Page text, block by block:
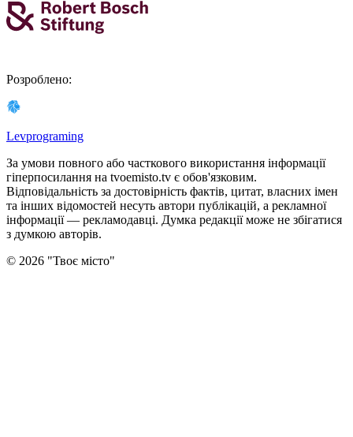
Розроблено:
Levprograming
За умови повного або часткового використання iнформацiї
гіперпосилання на tvoemisto.tv є обов'язковим.
Відповідальність за достовірність фактів, цитат, власних імен
та інших відомостей несуть автори публікацій, а рекламної
інформації — рекламодавці. Думка редакцiї може не збiгатися
з думкою авторiв.
© 2026 "Твоє місто"